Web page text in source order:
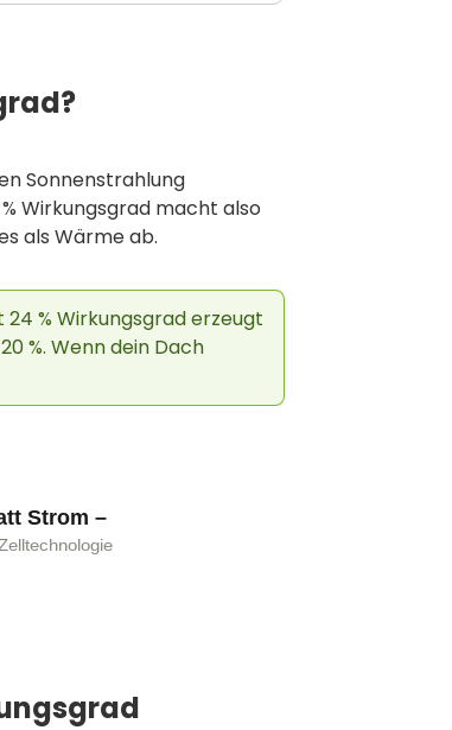
Sonnenstrahlung
Wirkungsgrad macht also
als Wärme ab.
24 % Wirkungsgrad erzeugt
%. Wenn dein Dach
Strom –